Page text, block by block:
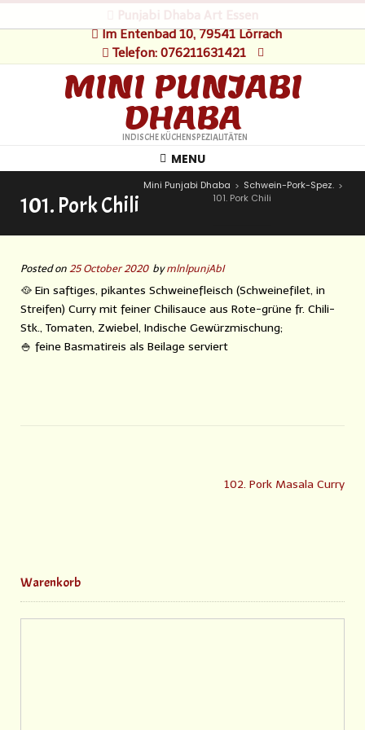
Punjabi Dhaba Art Essen
Im Entenbad 10, 79541 Lörrach
Telefon: 076211631421
MINI PUNJABI
DHABA
INDISCHE KÜCHENSPEZIALITÄTEN
MENU
101. Pork Chili
Mini Punjabi Dhaba > Schwein-Pork-Spez. >
101. Pork Chili
Posted on 25 October 2020 bymlnlpunjAbI
🥘 Ein saftiges, pikantes Schweinefleisch (Schweinefilet, in
Streifen) Curry mit feiner Chilisauce aus Rote-grüne fr. Chili-
Stk., Tomaten, Zwiebel, Indische Gewürzmischung;
🍚 feine Basmatireis als Beilage serviert
102. Pork Masala Curry
Warenkorb